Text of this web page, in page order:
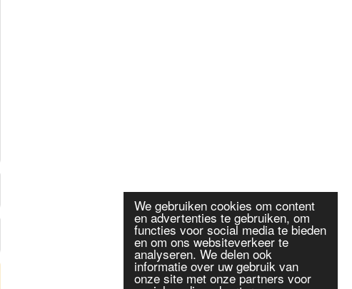
We gebruiken cookies om content
en advertenties te gebruiken, om
functies voor social media te bieden
en om ons websiteverkeer te
analyseren. We delen ook
informatie over uw gebruik van
onze site met onze partners voor